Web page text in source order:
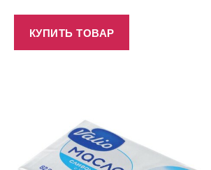
КУПИТЬ ТОВАР